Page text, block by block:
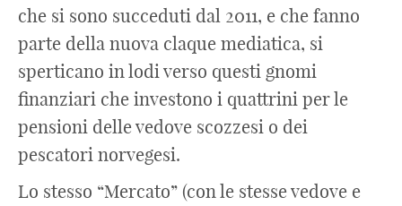
che si sono succeduti dal 2011, e che fanno
parte della nuova claque mediatica, si
sperticano in lodi verso questi gnomi
finanziari che investono i quattrini per le
pensioni delle vedove scozzesi o dei
pescatori norvegesi.
Lo stesso “Mercato” (con le stesse vedove e